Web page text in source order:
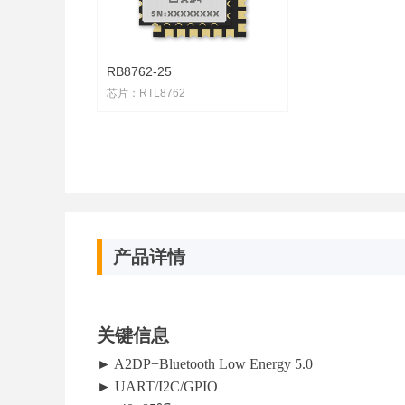
产品详情
关键信息
► A2DP+Bluetooth Low Energy 5.0
► UART/I2C/GPIO
RB8762-25
芯片：RTL8762